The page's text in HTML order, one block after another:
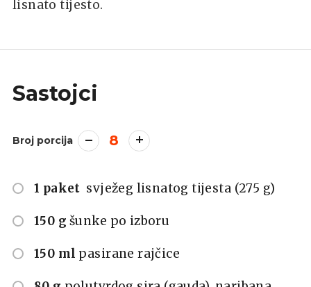
lisnato tijesto.
Sastojci
Broj porcija 8
1 paket svježeg lisnatog tijesta (275 g)
150 g šunke po izboru
150 ml pasirane rajčice